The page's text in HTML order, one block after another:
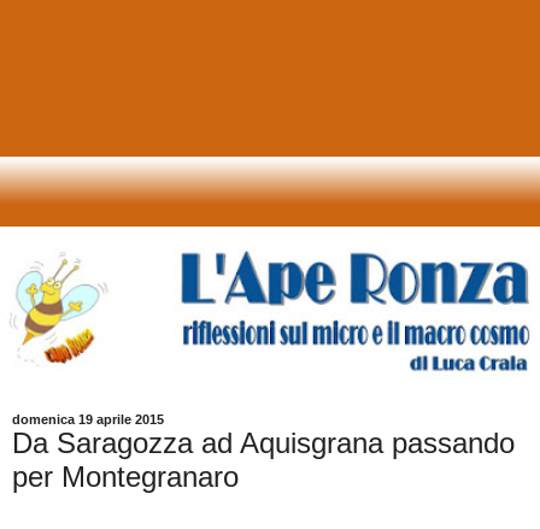
domenica 19 aprile 2015
Da Saragozza ad Aquisgrana passando
per Montegranaro